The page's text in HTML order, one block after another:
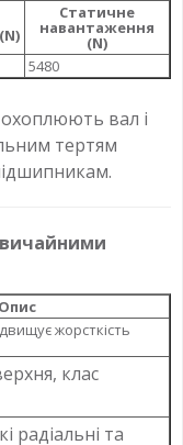
Статичне
навантаження
(N)
5480
вал і
тертям
Опис
жорсткість
клас
радіальні та